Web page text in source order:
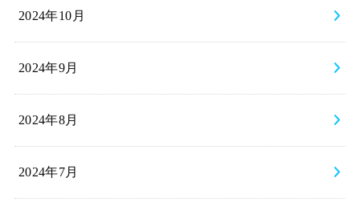
2024年10月
2024年9月
2024年8月
2024年7月